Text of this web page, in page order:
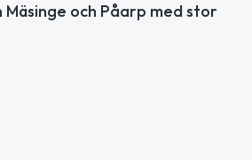
och Påarp med stor